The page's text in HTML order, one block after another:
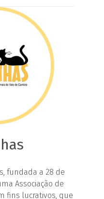
fundada a 28 de
Associação de
fins lucrativos, que